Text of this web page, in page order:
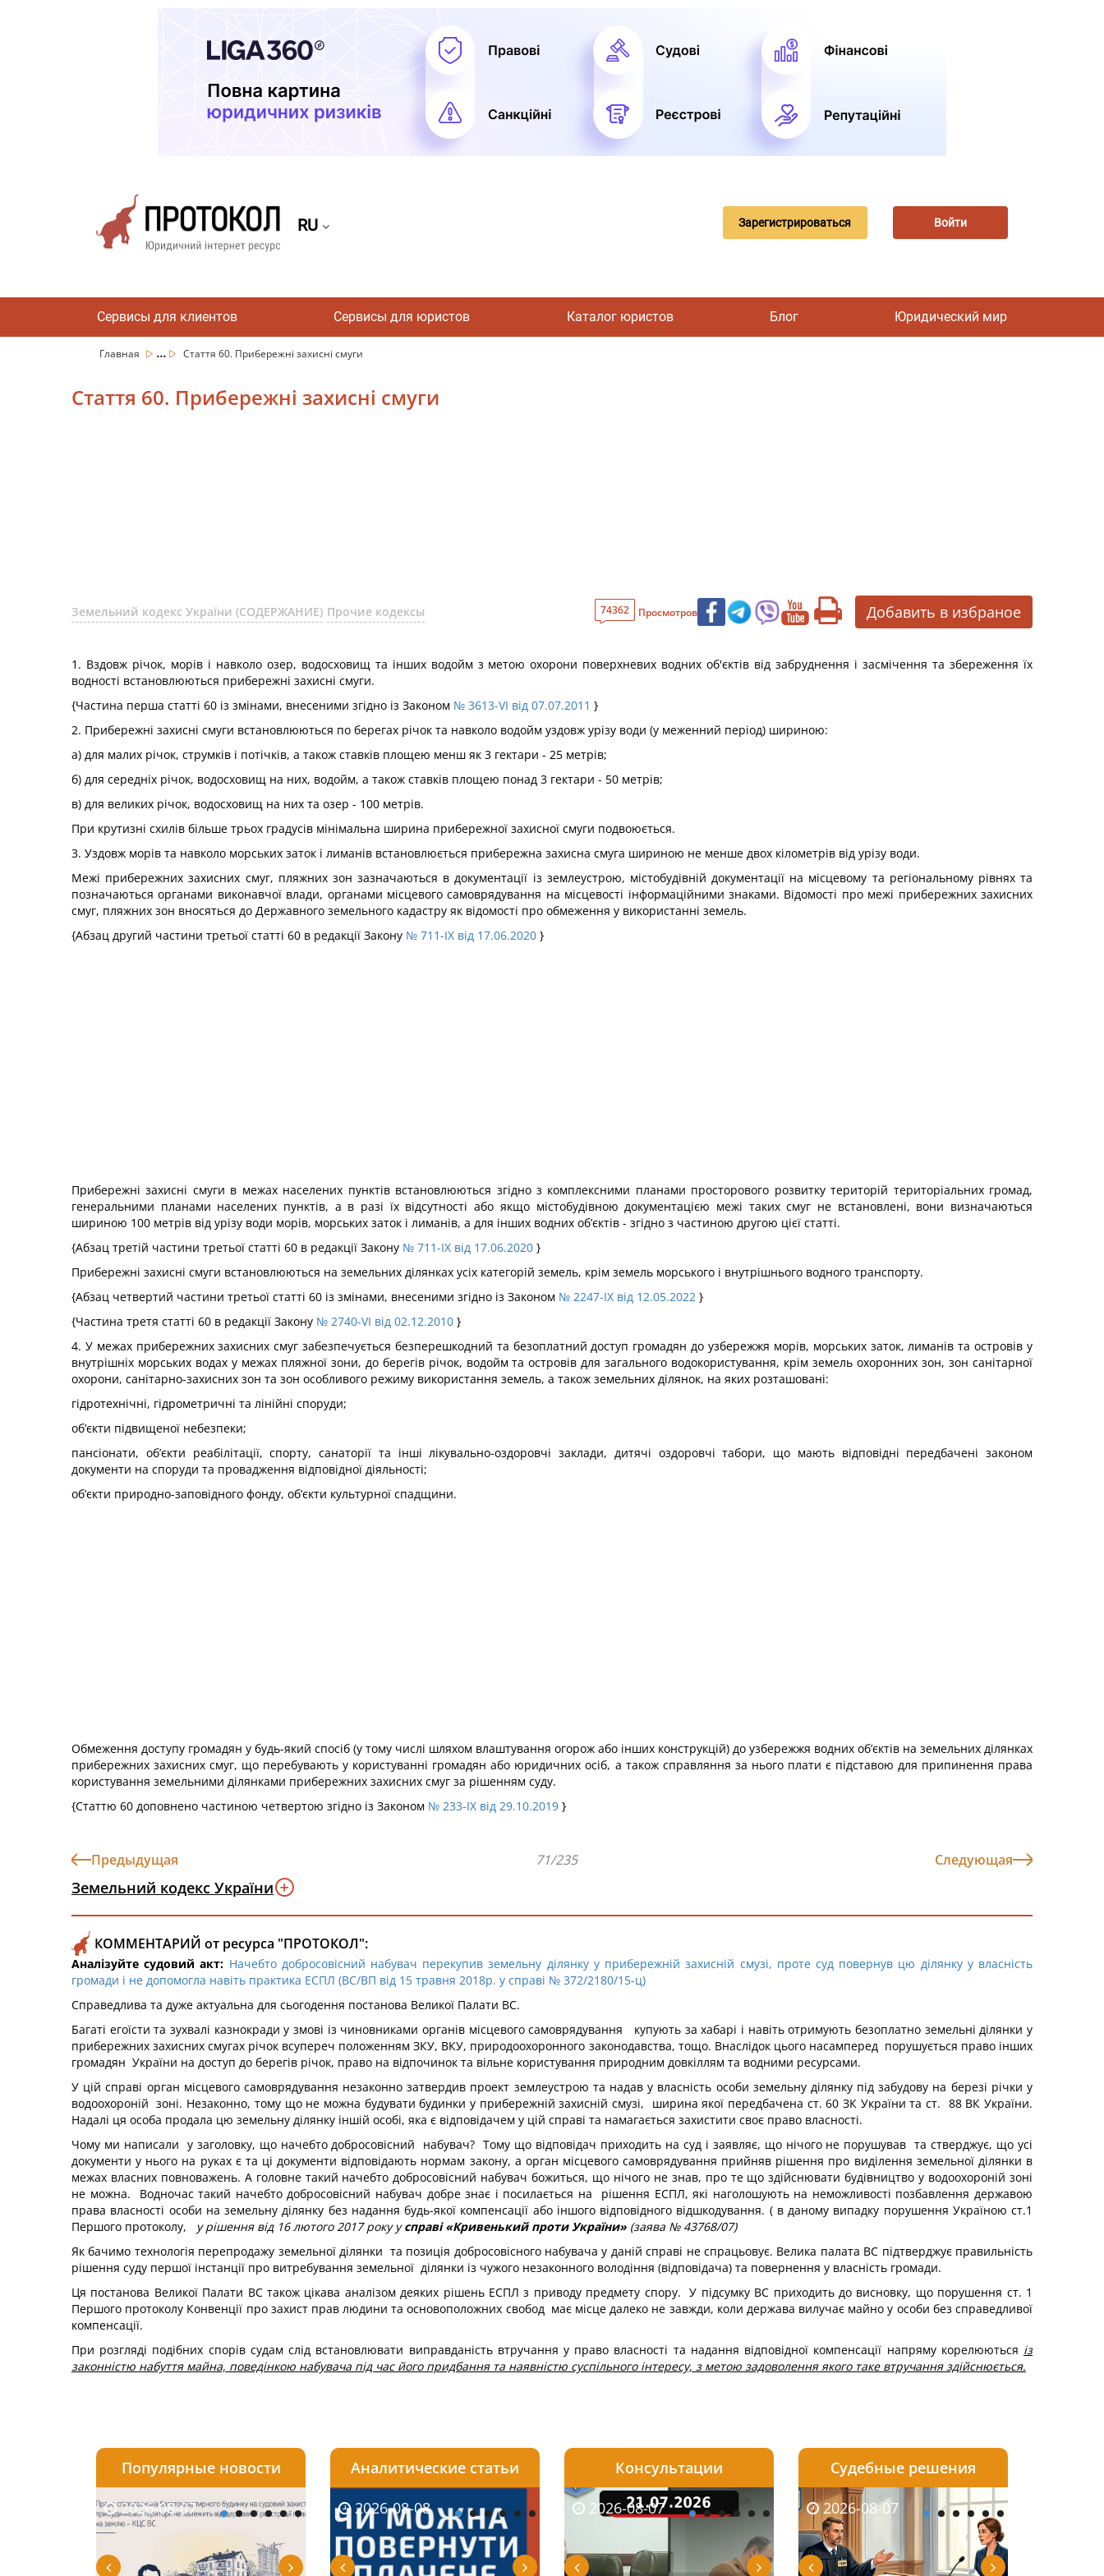
RU Зарегистрироваться Войти
Сервисы для клиентов Сервисы для юристов Каталог юристов Блог Юридический мир
Главная ... Стаття 60. Прибережні захисні смуги
Стаття 60. Прибережні захисні смуги
Земельний кодекс України (СОДЕРЖАНИЕ) Прочие кодексы 74362 Просмотров Добавить в избраное
1. Вздовж річок, морів і навколо озер, водосховищ та інших водойм з метою охорони поверхневих водних об'єктів від забруднення і засмічення та збереження їх
водності встановлюються прибережні захисні смуги.
{Частина перша статті 60 із змінами, внесеними згідно із Законом № 3613-VI від 07.07.2011 }
2. Прибережні захисні смуги встановлюються по берегах річок та навколо водойм уздовж урізу води (у меженний період) шириною:
а) для малих річок, струмків і потічків, а також ставків площею менш як 3 гектари - 25 метрів;
б) для середніх річок, водосховищ на них, водойм, а також ставків площею понад 3 гектари - 50 метрів;
в) для великих річок, водосховищ на них та озер - 100 метрів.
При крутизні схилів більше трьох градусів мінімальна ширина прибережної захисної смуги подвоюється.
3. Уздовж морів та навколо морських заток і лиманів встановлюється прибережна захисна смуга шириною не менше двох кілометрів від урізу води.
Межі прибережних захисних смуг, пляжних зон зазначаються в документації із землеустрою, містобудівній документації на місцевому та регіональному рівнях та
позначаються органами виконавчої влади, органами місцевого самоврядування на місцевості інформаційними знаками. Відомості про межі прибережних захисних
смуг, пляжних зон вносяться до Державного земельного кадастру як відомості про обмеження у використанні земель.
{Абзац другий частини третьої статті 60 в редакції Закону № 711-IX від 17.06.2020 }
Прибережні захисні смуги в межах населених пунктів встановлюються згідно з комплексними планами просторового розвитку територій територіальних громад,
генеральними планами населених пунктів, а в разі їх відсутності або якщо містобудівною документацією межі таких смуг не встановлені, вони визначаються
шириною 100 метрів від урізу води морів, морських заток і лиманів, а для інших водних об’єктів - згідно з частиною другою цієї статті.
{Абзац третій частини третьої статті 60 в редакції Закону № 711-IX від 17.06.2020 }
Прибережні захисні смуги встановлюються на земельних ділянках усіх категорій земель, крім земель морського і внутрішнього водного транспорту.
{Абзац четвертий частини третьої статті 60 із змінами, внесеними згідно із Законом № 2247-IX від 12.05.2022 }
{Частина третя статті 60 в редакції Закону № 2740-VI від 02.12.2010 }
4. У межах прибережних захисних смуг забезпечується безперешкодний та безоплатний доступ громадян до узбережжя морів, морських заток, лиманів та островів у
внутрішніх морських водах у межах пляжної зони, до берегів річок, водойм та островів для загального водокористування, крім земель охоронних зон, зон санітарної
охорони, санітарно-захисних зон та зон особливого режиму використання земель, а також земельних ділянок, на яких розташовані:
гідротехнічні, гідрометричні та лінійні споруди;
об’єкти підвищеної небезпеки;
пансіонати, об’єкти реабілітації, спорту, санаторії та інші лікувально-оздоровчі заклади, дитячі оздоровчі табори, що мають відповідні передбачені законом
документи на споруди та провадження відповідної діяльності;
об’єкти природно-заповідного фонду, об’єкти культурної спадщини.
Обмеження доступу громадян у будь-який спосіб (у тому числі шляхом влаштування огорож або інших конструкцій) до узбережжя водних об’єктів на земельних ділянках
прибережних захисних смуг, що перебувають у користуванні громадян або юридичних осіб, а також справляння за нього плати є підставою для припинення права
користування земельними ділянками прибережних захисних смуг за рішенням суду.
{Статтю 60 доповнено частиною четвертою згідно із Законом № 233-IX від 29.10.2019 }
Предыдущая 71/235 Следующая
Земельний кодекс України
КОММЕНТАРИЙ от ресурса "ПРОТОКОЛ":
Аналізуйте судовий акт: Начебто добросовісний набувач перекупив земельну ділянку у прибережній захисній смузі, проте суд повернув цю ділянку у власність
громади і не допомогла навіть практика ЕСПЛ (ВС/ВП від 15 травня 2018р. у справі № 372/2180/15-ц)
Справедлива та дуже актуальна для сьогодення постанова Великої Палати ВС.
Багаті егоїсти та зухвалі казнокради у змові із чиновниками органів місцевого самоврядування купують за хабарі і навіть отримують безоплатно земельні ділянки у
прибережних захисних смугах річок всупереч положенням ЗКУ, ВКУ, природоохоронного законодавства, тощо. Внаслідок цього насамперед порушується право інших
громадян України на доступ до берегів річок, право на відпочинок та вільне користування природним довкіллям та водними ресурсами.
У цій справі орган місцевого самоврядування незаконно затвердив проект землеустрою та надав у власність особи земельну ділянку під забудову на березі річки у
водоохороній зоні. Незаконно, тому що не можна будувати будинки у прибережній захисній смузі, ширина якої передбачена ст. 60 ЗК України та ст. 88 ВК України.
Надалі ця особа продала цю земельну ділянку іншій особі, яка є відповідачем у цій справі та намагається захистити своє право власності.
Чому ми написали у заголовку, що начебто добросовісний набувач? Тому що відповідач приходить на суд і заявляє, що нічого не порушував та стверджує, що усі
документи у нього на руках є та ці документи відповідають нормам закону, а орган місцевого самоврядування прийняв рішення про виділення земельної ділянки в
межах власних повноважень. А головне такий начебто добросовісний набувач божиться, що нічого не знав, про те що здійснювати будівництво у водоохороній зоні
не можна. Водночас такий начебто добросовісний набувач добре знає і посилається на рішення ЕСПЛ, які наголошують на неможливості позбавлення державою
права власності особи на земельну ділянку без надання будь-якої компенсації або іншого відповідного відшкодування. ( в даному випадку порушення Україною ст.1
Першого протоколу,
у рішення від 16 лютого 2017 року усправі «Кривенький проти України» (заява № 43768/07)
Як бачимо технологія перепродажу земельної ділянки та позиція добросовісного набувача у даній справі не спрацьовує. Велика палата ВС підтверджує правильність
рішення суду першої інстанції про витребування земельної ділянки із чужого незаконного володіння (відповідача) та повернення у власність громади.
Ця постанова Великої Палати ВС також цікава аналізом деяких рішень ЕСПЛ з приводу предмету спору. У підсумку ВС приходить до висновку, що порушення ст. 1
Першого протоколу Конвенції про захист прав людини та основоположних свобод має місце далеко не завжди, коли держава вилучає майно у особи без справедливої
компенсації.
При розгляді подібних спорів судам слід встановлювати виправданість втручання у право власності та надання відповідної компенсації напряму корелюються із
законністю набуття майна, поведінкою набувача під час його придбання та наявністю суспільного інтересу, з метою задоволення якого таке втручання здійснюється.
Популярные новости
2026-08-07 2026-08-06 2026-08-06 2026-08-06 2026-08-05
Аналитические статьи
2026-08-03 2026-08-08 2026-08-07 2026-08-04 2026-08-04
Консультации
2026-05-25 2026-08-07 2026-07-03 2026-06-08
Судебные решения
2026-07-30 2026-08-07